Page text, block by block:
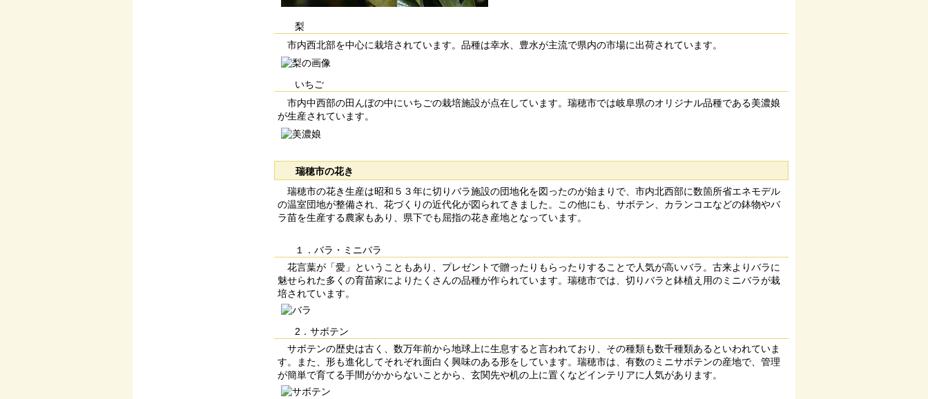
梨
市内西北部を中心に栽培されています。品種は幸水、豊水が主流で県内の市場に出荷されています。
いちご
市内中西部の田んぼの中にいちごの栽培施設が点在しています。瑞穂市では岐阜県のオリジナル品種である美濃娘
が生産されています。
瑞穂市の花き
瑞穂市の花き生産は昭和５３年に切りバラ施設の団地化を図ったのが始まりで、市内北西部に数箇所省エネモデル
の温室団地が整備され、花づくりの近代化が図られてきました。この他にも、サボテン、カランコエなどの鉢物やバ
ラ苗を生産する農家もあり、県下でも屈指の花き産地となっています。
１．バラ・ミニバラ
花言葉が「愛」ということもあり、プレゼントで贈ったりもらったりすることで人気が高いバラ。古来よりバラに
魅せられた多くの育苗家によりたくさんの品種が作られています。瑞穂市では、切りバラと鉢植え用のミニバラが栽
培されています。
2．サボテン
サボテンの歴史は古く、数万年前から地球上に生息すると言われており、その種類も数千種類あるといわれていま
す。また、形も進化してそれぞれ面白く興味のある形をしています。瑞穂市は、有数のミニサボテンの産地で、管理
が簡単で育てる手間がかからないことから、玄関先や机の上に置くなどインテリアに人気があります。